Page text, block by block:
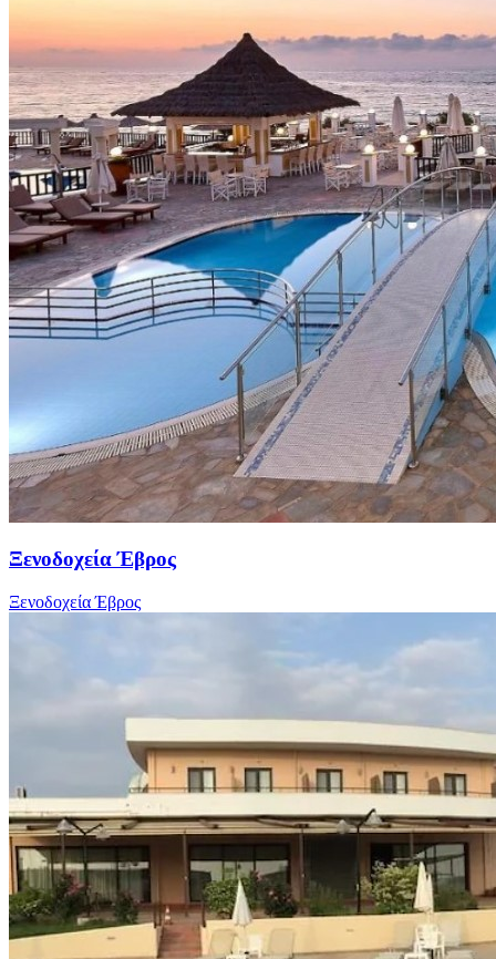
Ξενοδοχεία Έβρος
Ξενοδοχεία Έβρος